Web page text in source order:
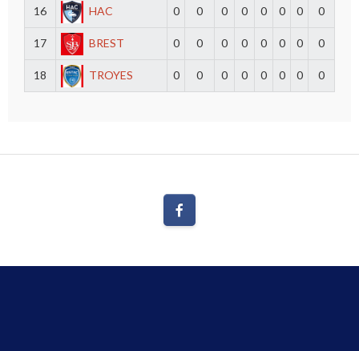
16 HAC 0 0 0 0 0 0 0 0
17 BREST 0 0 0 0 0 0 0 0
18 TROYES 0 0 0 0 0 0 0 0